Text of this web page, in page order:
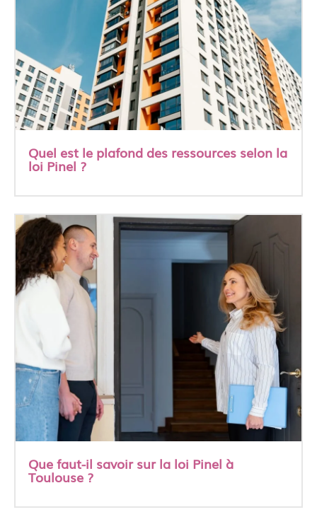
Quel est le plafond des ressources selon la
loi Pinel ?
Que faut-il savoir sur la loi Pinel à
Toulouse ?